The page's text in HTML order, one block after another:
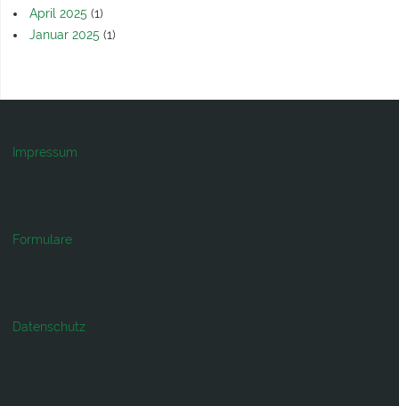
April 2025 (1)
Januar 2025 (1)
Impressum
Formulare
Datenschutz